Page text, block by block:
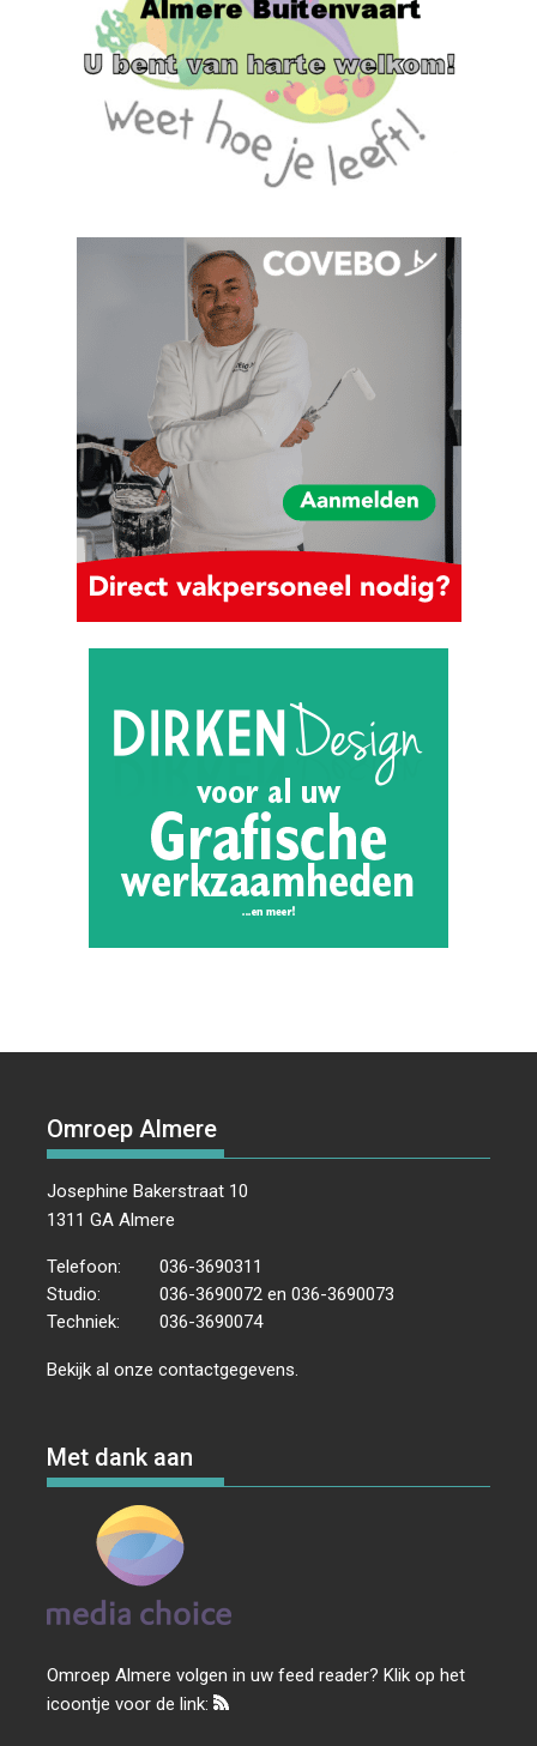
Omroep Almere
Josephine Bakerstraat 10
1311 GA Almere
Telefoon:
036-3690311
Studio:
036-3690072 en 036-3690073
Techniek:
036-3690074
Bekijk al onzecontactgegevens
Met dank aan
Omroep Almere volgen in uw feed reader? Klik op het
icoontje voor de link: